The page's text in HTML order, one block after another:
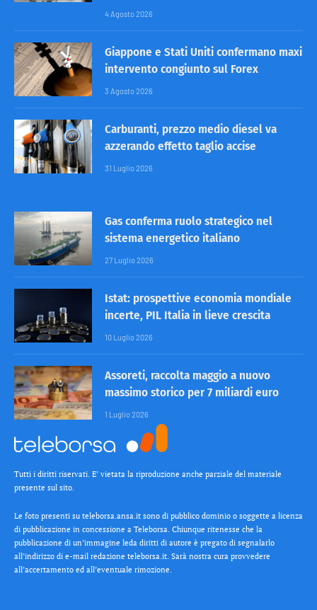
4 Agosto 2026
Giappone e Stati Uniti confermano maxi
intervento congiunto sul Forex
3 Agosto 2026
Carburanti, prezzo medio diesel va
azzerando effetto taglio accise
31 Luglio 2026
Gas conferma ruolo strategico nel
sistema energetico italiano
27 Luglio 2026
Istat: prospettive economia mondiale
incerte, PIL Italia in lieve crescita
10 Luglio 2026
Assoreti, raccolta maggio a nuovo
massimo storico per 7 miliardi euro
1 Luglio 2026
Tutti i diritti riservati. E’ vietata la riproduzione anche parziale del materiale
presente sul sito.
Le foto presenti su teleborsa.ansa.it sono di pubblico dominio o soggette a licenza
di pubblicazione in concessione a Teleborsa. Chiunque ritenesse che la
pubblicazione di un’immagine leda diritti di autore è pregato di segnalarlo
all’indirizzo di e-mail redazione teleborsa.it. Sarà nostra cura provvedere
all’accertamento ed all’eventuale rimozione.